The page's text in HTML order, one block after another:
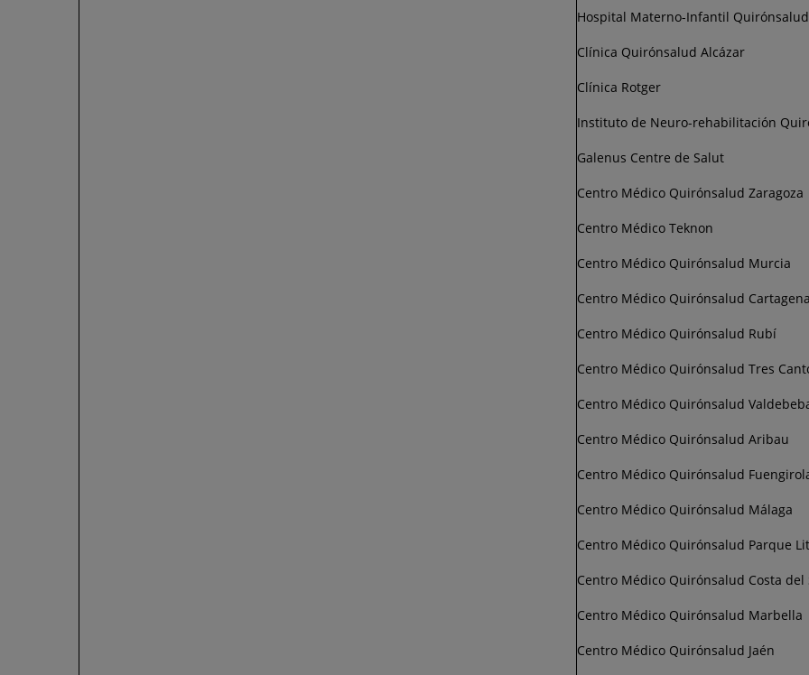
Hospital Materno-Infantil
Clínica Quirónsalud Alcázar
Clínica Rotger
Instituto de Neuro-rehabilitación
Galenus Centre de Salut
Centro Médico Quirónsalud Zaragoza
Centro Médico Teknon
Centro Médico Quirónsalud Murcia
Centro Médico Quirónsalud
Centro Médico Quirónsalud Rubí
Centro Médico Quirónsalud Tres
Centro Médico Quirónsalud
Centro Médico Quirónsalud Aribau
Centro Médico Quirónsalud
Centro Médico Quirónsalud Málaga
Centro Médico Quirónsalud Parque
Centro Médico Quirónsalud Costa del
Centro Médico Quirónsalud Marbella
Centro Médico Quirónsalud Jaén